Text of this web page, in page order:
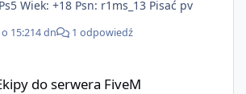
Wiek: +18 Psn: r1ms_13 Pisać pv
15:214 dn 1 odpowiedź
do serwera FiveM